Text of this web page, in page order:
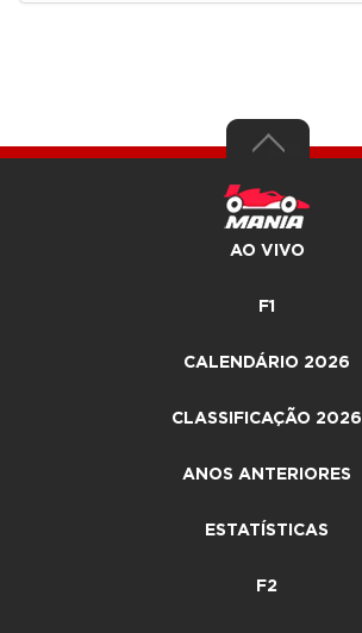
AO VIVO
F1
CALENDÁRIO 2026
CLASSIFICAÇÃO 2026
ANOS ANTERIORES
ESTATÍSTICAS
F2